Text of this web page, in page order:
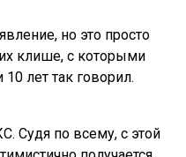
но это просто
клише, с которыми
лет так говорил.
Судя по всему, с этой